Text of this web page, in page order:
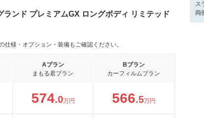
ンド プレミアムGX ロングボディ リミテッド
様・オプション・装備もご確認ください。
Aプラン
まもる君プラン
Bプラン
カーフィルムプラン
574.0万円 566.5万円
ス
両